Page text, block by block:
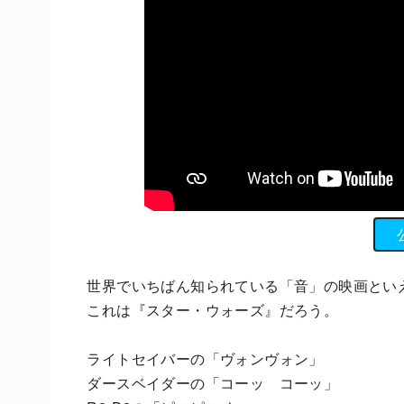
世界でいちばん知られている「音」の映画とい
これは『スター・ウォーズ』だろう。
ライトセイバーの「ヴォンヴォン」
ダースベイダーの「コーッ コーッ」